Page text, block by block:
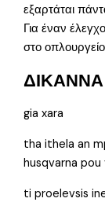
εξαρτάται
Για έναν
στο
ΔΙΚΑΝΝΑ
gia xara
tha ithela an
husqvarna
ti proelevsis